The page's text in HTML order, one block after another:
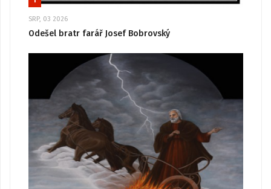
SRP, 03 2026
Odešel bratr farář Josef Bobrovský